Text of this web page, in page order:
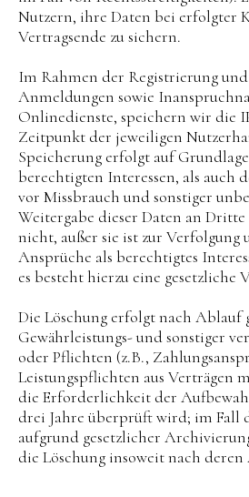
Nutzern, ihre Daten bei erfolgter
Vertragsende zu sichern.
Im Rahmen der Registrierung
Anmeldungen sowie
Onlinedienste, speichern wir die
Zeitpunkt der jeweiligen
Speicherung erfolgt auf
berechtigten Interessen, als auch
vor Missbrauch und sonstiger
Weitergabe dieser Daten an
nicht, außer sie ist zur Verfolgung
Ansprüche als berechtigtes
es besteht hierzu eine gesetzliche
Die Löschung erfolgt nach Ablauf
Gewährleistungs- und sonstiger
oder Pflichten (z.B.,
Leistungspflichten aus Verträgen
die Erforderlichkeit der
drei Jahre überprüft wird; im Fall
aufgrund gesetzlicher
die Löschung insoweit nach